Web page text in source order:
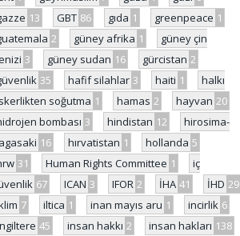
13 GBT 86 gıda 1 greenpeace 1
2 güney afrika 1
güney çin
3 güney sudan 16 gürcistan 2
35 hafif silahlar 3 haiti 1
halkı
soğutma 1 hamas 2 hayvan 20
bombası 3 hindistan 12
hirosima-
16 hırvatistan 1 hollanda 5
31 Human Rights Committee 1
iç
67 ICAN 3 IFOR 2 İHA 41 İHD 29
7 iltica 1 inan mayıs aru 1 incirlik 6
45 insan hakkı 2 insan hakları 138